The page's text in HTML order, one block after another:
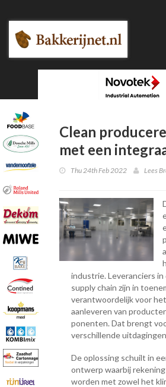
Clean
met een
Thu 24th Feb 2022 Lees
industrie. Leveranciers
supply chain zijn in
verantwoordelijk voor
aanleveren van
ponenten. Dat brengt
verschillende
De oplossing schuilt in
ontwerp waarbij
worden met zowel het